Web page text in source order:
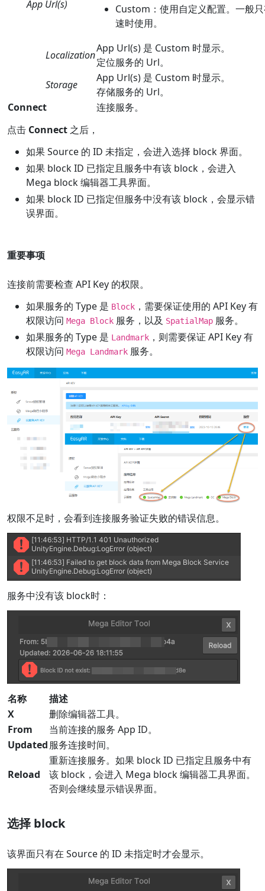
App Url(s)
Custom：使用自定义配置。一般
速时使用。
Localization
App Url(s) 是 Custom 时显示。
定位服务的 Url。
Storage
App Url(s) 是 Custom 时显示。
存储服务的 Url。
Connect
连接服务。
点击 Connect 之后，
如果 Source 的 ID 未指定，会进入选择 block 界面。
如果 block ID 已指定且服务中有该 block，会进入
Mega block 编辑器工具界面。
如果 block ID 已指定但服务中没有该 block，会显示错
误界面。
重要事项
连接前需要检查 API Key 的权限。
如果服务的 Type 是 Block ，需要保证使用的 API Key 有
权限访问 Mega Block 服务，以及 SpatialMap 服务。
如果服务的 Type 是 Landmark ，则需要保证 API Key 有
权限访问 Mega Landmark 服务。
权限不足时，会看到连接服务验证失败的错误信息。
服务中没有该 block时：
名称
描述
X
删除编辑器工具。
From
当前连接的服务 App ID。
Updated服务连接时间。
Reload
重新连接服务。如果 block ID 已指定且服务中有
该 block，会进入 Mega block 编辑器工具界面。
否则会继续显示错误界面。
选择 block
该界面只有在 Source 的 ID 未指定时才会显示。